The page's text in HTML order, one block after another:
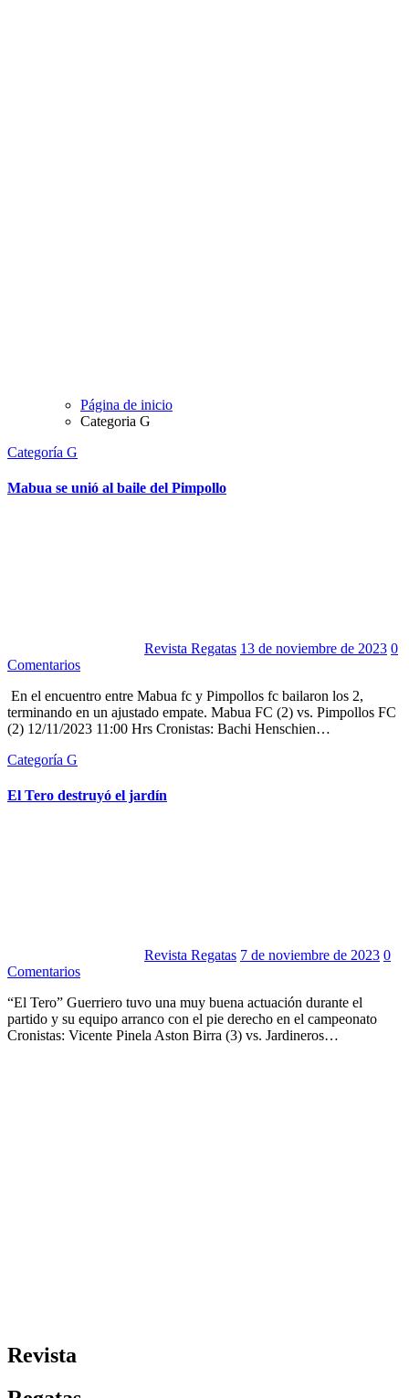
Página de inicio
Categoria G
Categoría G
Mabua se unió al baile del Pimpollo
Revista Regatas 13 de noviembre de 2023 0
Comentarios
En el encuentro entre Mabua fc y Pimpollos fc bailaron los 2,
terminando en un ajustado empate. Mabua FC (2) vs. Pimpollos FC
(2) 12/11/2023 11:00 Hrs Cronistas: Bachi Henschien…
Categoría G
El Tero destruyó el jardín
Revista Regatas 7 de noviembre de 2023 0
Comentarios
“El Tero” Guerriero tuvo una muy buena actuación durante el
partido y su equipo arranco con el pie derecho en el campeonato
Cronistas: Vicente Pinela Aston Birra (3) vs. Jardineros…
Revista